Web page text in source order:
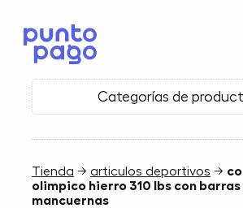
Categorías de
Tienda →articulos deportivos →
olimpico hierro 310 lbs con
mancuernas